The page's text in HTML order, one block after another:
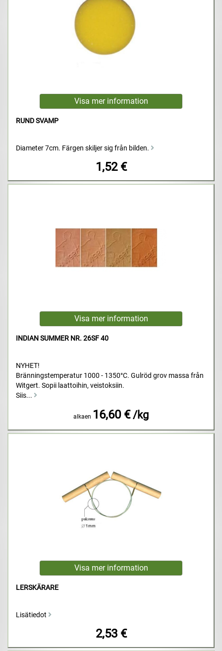
RUND SVAMP
Diameter 7cm. Färgen skiljer sig från bilden.
1,52 €
INDIAN SUMMER NR. 26SF 40
NYHET!
Bränningstemperatur 1000 - 1350°C. Gulröd grov massa från
Witgert. Sopii laattoihin, veistoksiin.
Siis...
alkaen 16,60 € /kg
LERSKÄRARE
Lisätiedot
2,53 €